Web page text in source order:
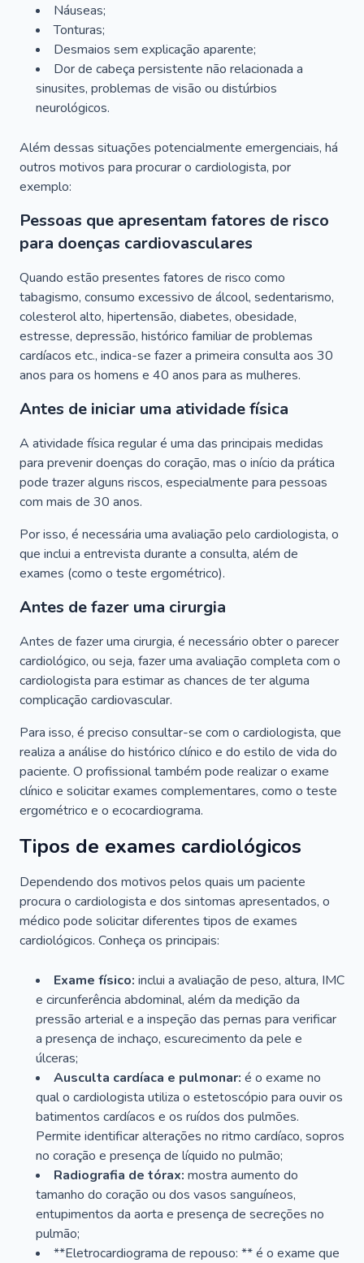
Náuseas;
Tonturas;
Desmaios sem explicação aparente;
Dor de cabeça persistente não relacionada a
sinusites, problemas de visão ou distúrbios
neurológicos.
Além dessas situações potencialmente emergenciais, há
outros motivos para procurar o cardiologista, por
exemplo:
Pessoas que apresentam fatores de risco
para doenças cardiovasculares
Quando estão presentes fatores de risco como
tabagismo, consumo excessivo de álcool, sedentarismo,
colesterol alto, hipertensão, diabetes, obesidade,
estresse, depressão, histórico familiar de problemas
cardíacos etc., indica-se fazer a primeira consulta aos 30
anos para os homens e 40 anos para as mulheres.
Antes de iniciar uma atividade física
A atividade física regular é uma das principais medidas
para prevenir doenças do coração, mas o início da prática
pode trazer alguns riscos, especialmente para pessoas
com mais de 30 anos.
Por isso, é necessária uma avaliação pelo cardiologista, o
que inclui a entrevista durante a consulta, além de
exames (como o teste ergométrico).
Antes de fazer uma cirurgia
Antes de fazer uma cirurgia, é necessário obter o parecer
cardiológico, ou seja, fazer uma avaliação completa com o
cardiologista para estimar as chances de ter alguma
complicação cardiovascular.
Para isso, é preciso consultar-se com o cardiologista, que
realiza a análise do histórico clínico e do estilo de vida do
paciente. O profissional também pode realizar o exame
clínico e solicitar exames complementares, como o teste
ergométrico e o ecocardiograma.
Tipos de exames cardiológicos
Dependendo dos motivos pelos quais um paciente
procura o cardiologista e dos sintomas apresentados, o
médico pode solicitar diferentes tipos de exames
cardiológicos. Conheça os principais:
Exame físico: inclui a avaliação de peso, altura, IMC
e circunferência abdominal, além da medição da
pressão arterial e a inspeção das pernas para verificar
a presença de inchaço, escurecimento da pele e
úlceras;
Ausculta cardíaca e pulmonar: é o exame no
qual o cardiologista utiliza o estetoscópio para ouvir os
batimentos cardíacos e os ruídos dos pulmões.
Permite identificar alterações no ritmo cardíaco, sopros
no coração e presença de líquido no pulmão;
Radiografia de tórax: mostra aumento do
tamanho do coração ou dos vasos sanguíneos,
entupimentos da aorta e presença de secreções no
pulmão;
**Eletrocardiograma de repouso: ** é o exame que